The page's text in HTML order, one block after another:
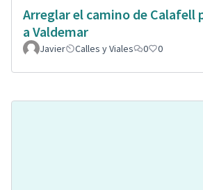
Arreglar el camino de Calafell
a Valdemar
Javier Calles y Viales 0 0